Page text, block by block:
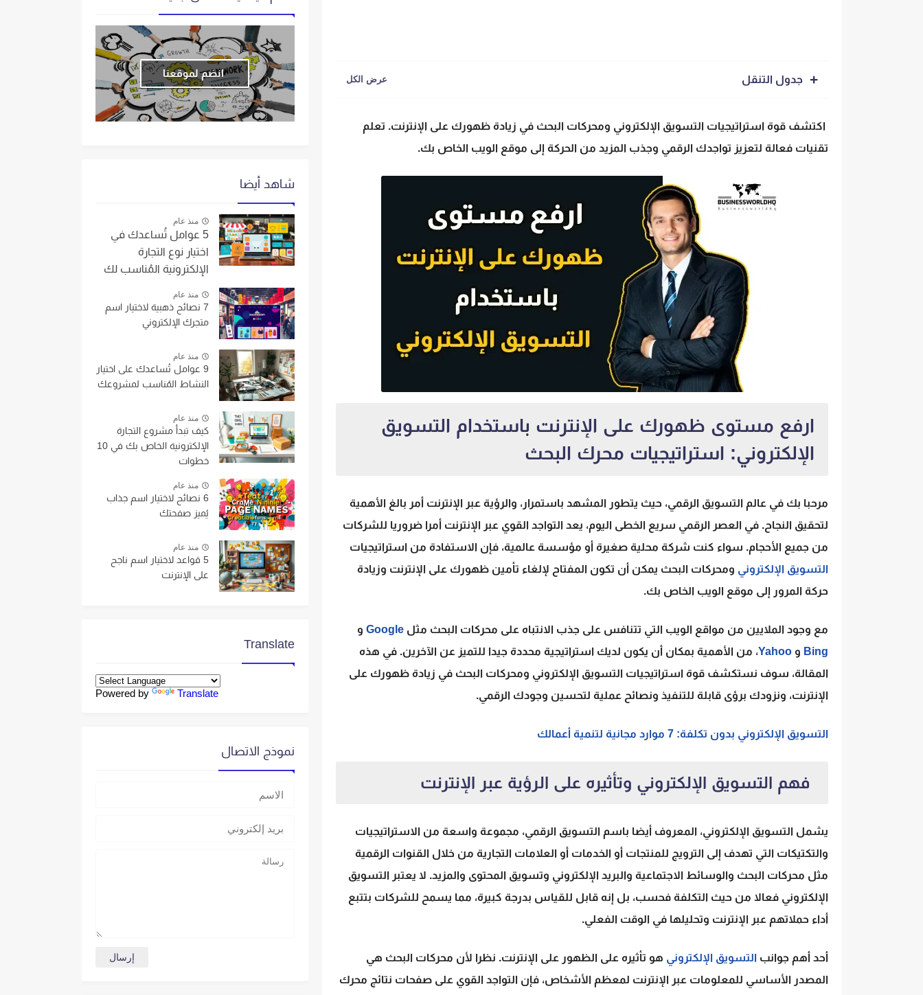
جدول التنقل
اكتشف قوة استراتيجيات التسويق الإلكتروني ومحركات البحث في زيادة ظهورك على الإنترنت. تعلم
تقنيات فعالة لتعزيز تواجدك الرقمي وجذب المزيد من الحركة إلى موقع الويب الخاص بك.
ارفع مستوى ظهورك على الإنترنت باستخدام التسويق
الإلكتروني: استراتيجيات محرك البحث
مرحبا بك في عالم التسويق الرقمي، حيث يتطور المشهد باستمرار، والرؤية عبر الإنترنت أمر بالغ الأهمية
لتحقيق النجاح. في العصر الرقمي سريع الخطى اليوم، يعد التواجد القوي عبر الإنترنت أمرا ضروريا للشركات
من جميع الأحجام. سواء كنت شركة محلية صغيرة أو مؤسسة عالمية، فإن الاستفادة من استراتيجيات
التسويق الإلكتروني ومحركات البحث يمكن أن تكون المفتاح لإلغاء تأمين ظهورك على الإنترنت وزيادة
حركة المرور إلى موقع الويب الخاص بك.
مع وجود الملايين من مواقع الويب التي تتنافس على جذب الانتباه على محركات البحث مثلGoogle و
Bing وYahoo، من الأهمية بمكان أن يكون لديك استراتيجية محددة جيدا للتميز عن الآخرين. في هذه
المقالة، سوف نستكشف قوة استراتيجيات التسويق الإلكتروني ومحركات البحث في زيادة ظهورك على
الإنترنت، ونزودك برؤى قابلة للتنفيذ ونصائح عملية لتحسين وجودك الرقمي.
التسويق الإلكتروني بدون تكلفة: 7 موارد مجانية لتنمية أعمالك
فهم التسويق الإلكتروني وتأثيره على الرؤية عبر الإنترنت
يشمل التسويق الإلكتروني، المعروف أيضا باسم التسويق الرقمي، مجموعة واسعة من الاستراتيجيات
والتكتيكات التي تهدف إلى الترويج للمنتجات أو الخدمات أو العلامات التجارية من خلال القنوات الرقمية
مثل محركات البحث والوسائط الاجتماعية والبريد الإلكتروني وتسويق المحتوى والمزيد. لا يعتبر التسويق
الإلكتروني فعالا من حيث التكلفة فحسب، بل إنه قابل للقياس بدرجة كبيرة، مما يسمح للشركات بتتبع
أداء حملاتهم عبر الإنترنت وتحليلها في الوقت الفعلي.
أحد أهم جوانب التسويق الإلكتروني هو تأثيره على الظهور على الإنترنت. نظرا لأن محركات البحث هي
المصدر الأساسي للمعلومات عبر الإنترنت لمعظم الأشخاص، فإن التواجد القوي على صفحات نتائج محرك
انضم لموقعنا
شاهد أيضا
منذ عام
5 عوامل تُساعدك في
اختيار نوع التجارة
الإلكترونية المُناسب لك
منذ عام
7 نصائح ذهبية لاختيار اسم
متجرك الإلكتروني
منذ عام
9 عوامل تُساعدك على اختيار
النشاط المُناسب لمشروعك
منذ عام
كيف تبدأ مشروع التجارة
الإلكترونية الخاص بك في 10
خطوات
منذ عام
6 نصائح لاختيار اسم جذاب
يُميز صفحتك
منذ عام
5 قواعد لاختيار اسم ناجح
على الإنترنت
Translate
Powered by Translate
نموذج الاتصال